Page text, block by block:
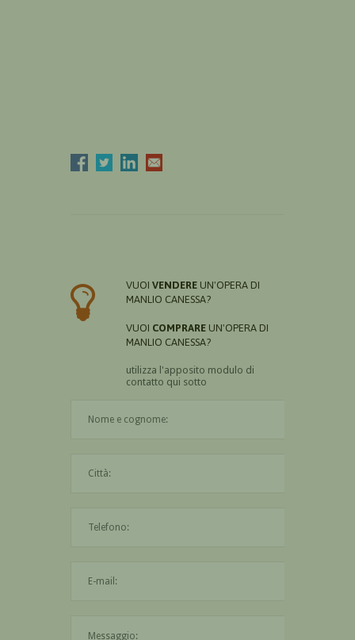
VUOI VENDERE UN'OPERA DI
MANLIO CANESSA?
VUOI COMPRARE UN'OPERA DI
MANLIO CANESSA?
utilizza l'apposito modulo di
contatto qui sotto